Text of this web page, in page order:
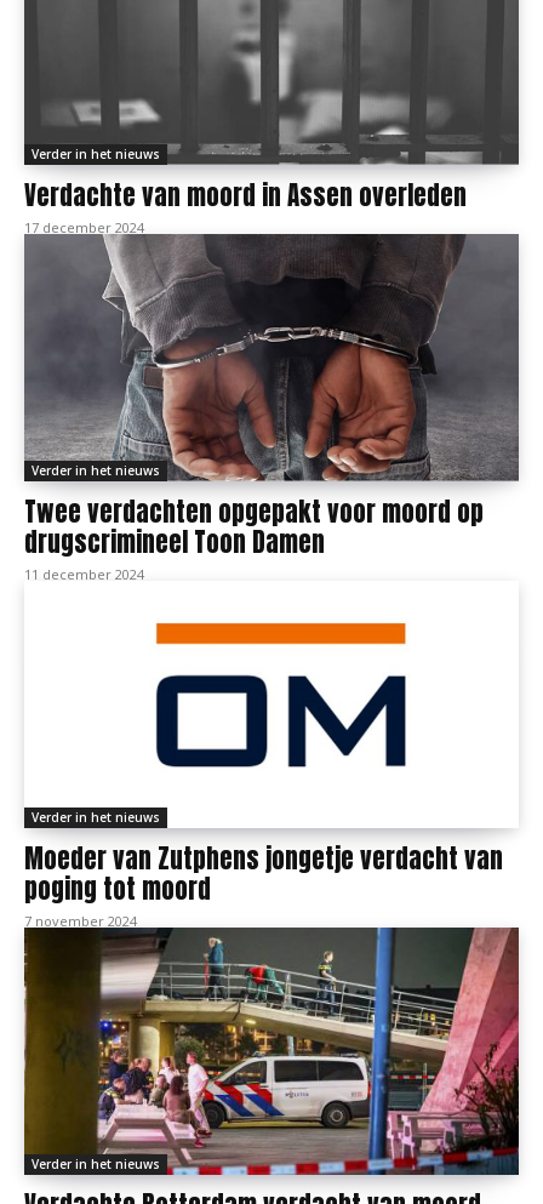
Verder in het nieuws
Verdachte van moord in Assen overleden
17 december 2024
Verder in het nieuws
Twee verdachten opgepakt voor moord op
drugscrimineel Toon Damen
11 december 2024
Verder in het nieuws
Moeder van Zutphens jongetje verdacht van
poging tot moord
7 november 2024
Verder in het nieuws